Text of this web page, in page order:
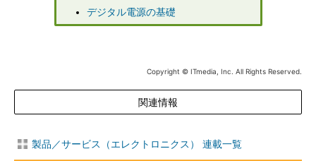
デジタル電源の基礎
Copyright © ITmedia, Inc. All Rights Reserved.
関連情報
製品／サービス（エレクトロニクス） 連載一覧